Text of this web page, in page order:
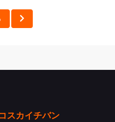
スカイチバン